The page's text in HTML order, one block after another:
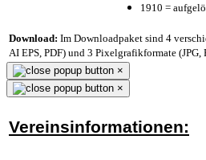
1910 =
Download: Im Downloadpaket sind 4
AI EPS, PDF) und 3 Pixelgrafikformate (JPG,
×
×
Vereinsinformationen: